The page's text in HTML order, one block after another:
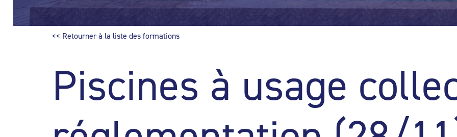
<< Retourner à la liste des formations
Piscines à usage